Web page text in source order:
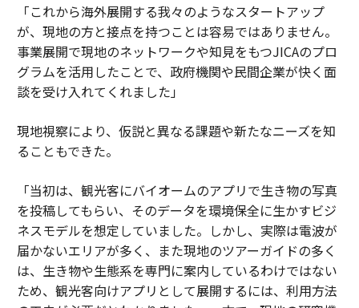
「これから海外展開する我々のようなスタートアップ
が、現地の方と接点を持つことは容易ではありません。
事業展開で現地のネットワークや知見をもつJICAのプロ
グラムを活用したことで、政府機関や民間企業が快く面
談を受け入れてくれました」
現地視察により、仮説と異なる課題や新たなニーズを知
ることもできた。
「当初は、観光客にバイオームのアプリで生き物の写真
を投稿してもらい、そのデータを環境保全に生かすビジ
ネスモデルを想定していました。しかし、実際は電波が
届かないエリアが多く、また現地のツアーガイドの多く
は、生き物や生態系を専門に案内しているわけではない
ため、観光客向けアプリとして展開するには、利用方法